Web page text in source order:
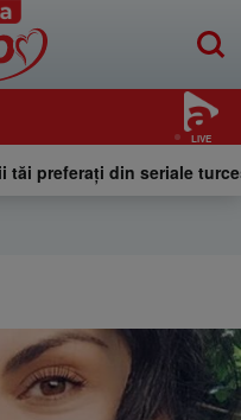
LIVE
tăi preferați din seriale